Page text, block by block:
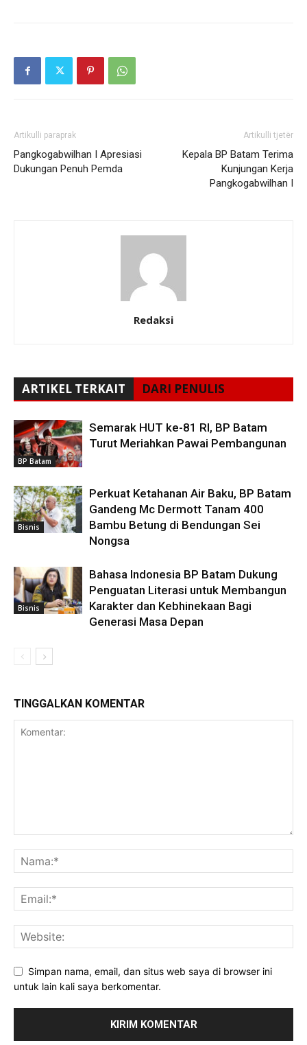
Artikulli paraprak
Pangkogabwilhan I Apresiasi
Dukungan Penuh Pemda
Artikulli tjetër
Kepala BP Batam Terima
Kunjungan Kerja
Pangkogabwilhan I
Redaksi
ARTIKEL TERKAIT DARI PENULIS
BP Batam
Semarak HUT ke-81 RI, BP Batam
Turut Meriahkan Pawai Pembangunan
Bisnis
Perkuat Ketahanan Air Baku, BP Batam
Gandeng Mc Dermott Tanam 400
Bambu Betung di Bendungan Sei
Nongsa
Bisnis
Bahasa Indonesia BP Batam Dukung
Penguatan Literasi untuk Membangun
Karakter dan Kebhinekaan Bagi
Generasi Masa Depan
TINGGALKAN KOMENTAR
Simpan nama, email, dan situs web saya di browser ini
untuk lain kali saya berkomentar.